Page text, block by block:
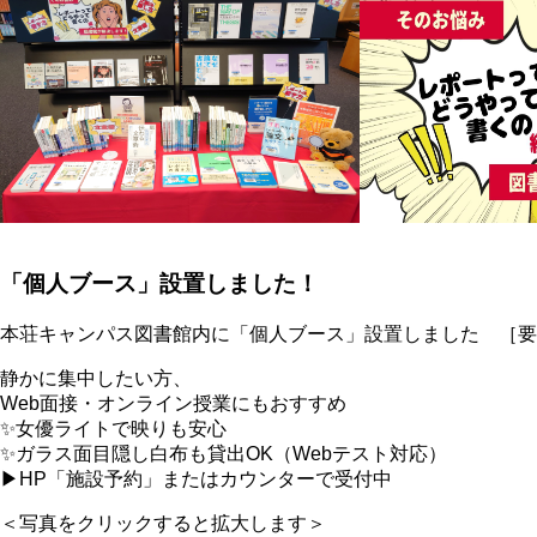
「個人ブース」設置しました！
本荘キャンパス図書館内に「個人ブース」設置しました ［
静かに集中したい方、
Web面接・オンライン授業にもおすすめ
✨女優ライトで映りも安心
✨ガラス面目隠し白布も貸出OK（Webテスト対応）
▶HP「施設予約」またはカウンターで受付中
＜写真をクリックすると拡大します＞